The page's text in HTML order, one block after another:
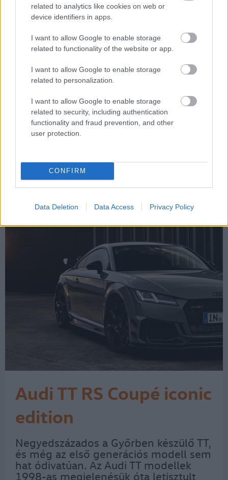
related to analytics like cookies on web or
device identifiers in apps.
I want to allow Google to enable storage
related to functionality of the website or app.
I want to allow Google to enable storage
related to personalization.
I want to allow Google to enable storage
related to security, including authentication
functionality and fraud prevention, and other
user protection.
CONFIRM
Data Deletion Data Access Privacy Policy
Győri elektromos
hajtásokkal készül az új
Audi Q8 e-tron
Az Audi 2018-ban az Audi e-tron
megjelenésével kezdte el az utat az e-
mobilitás felé, és a jelenlegi nyolc
modellből álló elektromos portfólióját
bővíti. Ezt követően az Audi csak
tisztán elektromos modelleket kínál a
világpiacon. De lássuk, hogy az Audi…
Audi TT RS Coupé iconic
edition
Negyedszázados a Győrben készülő TT,
és még az első generációs modell sem
hat ódivatúan. Az Audi TT modellek
1998-as megjelenésük óta letisztult